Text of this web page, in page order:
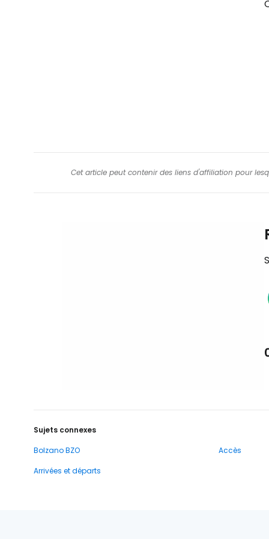
Cet article peut contenir des liens d'affiliation pour
Sujets connexes
Bolzano BZO
Accès
Arrivées et départs